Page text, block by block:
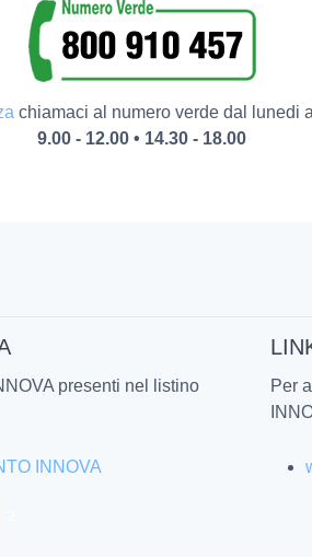
chiamaci al numero verde dal lunedi
9.00 - 12.00 • 14.30 - 18.00
presenti nel listino
INNOVA
Per